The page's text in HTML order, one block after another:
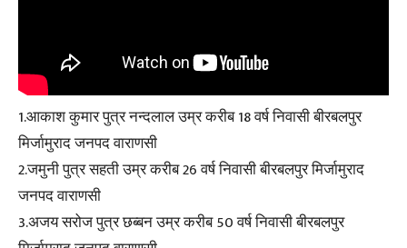
1.आकाश कुमार पुत्र नन्दलाल उम्र करीब 18 वर्ष निवासी बीरबलपुर
मिर्जामुराद जनपद वाराणसी
2.जमुनी पुत्र सहती उम्र करीब 26 वर्ष निवासी बीरबलपुर मिर्जामुराद
जनपद वाराणसी
3.अजय सरोज पुत्र छब्बन उम्र करीब 50 वर्ष निवासी बीरबलपुर